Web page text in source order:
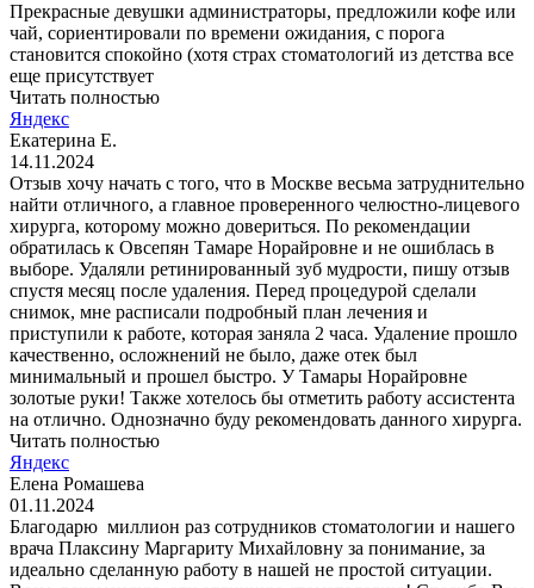
Прекрасные девушки администраторы, предложили кофе или
чай, сориентировали по времени ожидания, с порога
становится спокойно (хотя страх стоматологий из детства все
еще присутствует
Читать полностью
Яндекс
Екатерина Е.
14.11.2024
Отзыв хочу начать с того, что в Москве весьма затруднительно
найти отличного, а главное проверенного челюстно-лицевого
хирурга, которому можно довериться. По рекомендации
обратилась к Овсепян Тамаре Норайровне и не ошиблась в
выборе. Удаляли ретинированный зуб мудрости, пишу отзыв
спустя месяц после удаления. Перед процедурой сделали
снимок, мне расписали подробный план лечения и
приступили к работе, которая заняла 2 часа. Удаление прошло
качественно, осложнений не было, даже отек был
минимальный и прошел быстро. У Тамары Норайровне
золотые руки! Также хотелось бы отметить работу ассистента
на отлично. Однозначно буду рекомендовать данного хирурга.
Читать полностью
Яндекс
Елена Ромашева
01.11.2024
Благодарю миллион раз сотрудников стоматологии и нашего
врача Плаксину Маргариту Михайловну за понимание, за
идеально сделанную работу в нашей не простой ситуации.